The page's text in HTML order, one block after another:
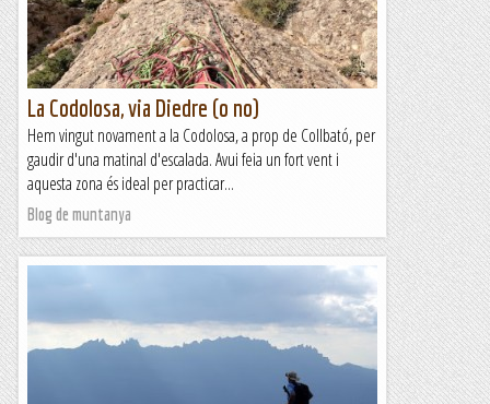
La Codolosa, via Diedre (o no)
Hem vingut novament a la Codolosa, a prop de Collbató, per
gaudir d'una matinal d'escalada. Avui feia un fort vent i
aquesta zona és ideal per practicar...
Blog de muntanya